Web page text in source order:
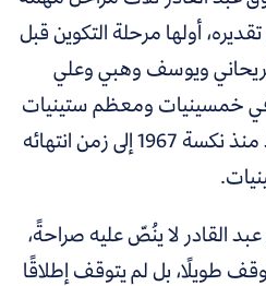
أولها مرحلة التكوين قبل
الريحاني ويوسف وهبي وعلي
في خمسينيات ومعظم ستينيات
القرن العشرين، ثم السقوط منذ نكسة 1967 إلى زمن انتهائه
القادر لا ينُصّ عليه صراحةً،
طويلًا، بل لم يتوقف إطلاقًا